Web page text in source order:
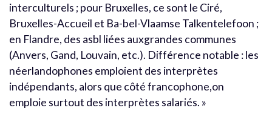
interculturels ; pour Bruxelles, ce sont le Ciré,
Bruxelles-Accueil et Ba-bel-Vlaamse Talkentelefoon ;
en Flandre, des asbl liées auxgrandes communes
(Anvers, Gand, Louvain, etc.). Différence notable : les
néerlandophones emploient des interprètes
indépendants, alors que côté francophone,on
emploie surtout des interprètes salariés. »